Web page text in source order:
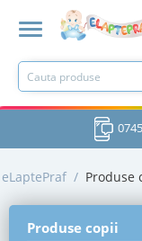
eLaptePraf / Produse
Produse copii